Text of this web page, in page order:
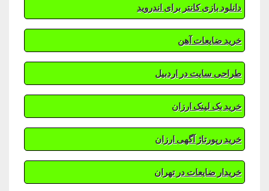
دانلود بازی کانتر برای اندروید
خرید ضایعات آهن
طراحی سایت در اردبیل
خرید بک لینک ارزان
خرید رپورتاژ آگهی ارزان
خریدار ضایعات در تهران